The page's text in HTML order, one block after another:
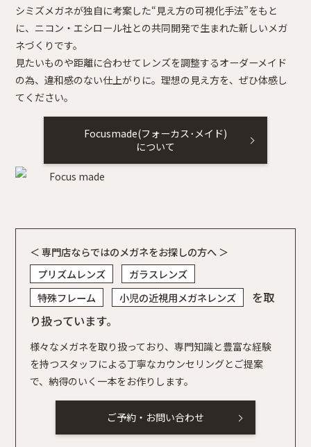
シミズメガネが独自に考案した“見え方の可視化手法”をもと
に、ニコン・エシロール社との共同開発で生まれた新しいメガ
ネづくりです。
見たいものや距離に合わせてレンズを調整するオーダーメイド
の為、違和感のない仕上がりに。理想の見え方を、ぜひ体感し
てください。
Focusmade(フォーカス･メイド)
について
＜ 専門店ならではのメガネをお探しの方へ ＞
プリズムレンズ
ガラスレンズ
特殊フレーム
小児の近視用メガネレンズ
を取
り扱っています｡
様々なメガネを取り扱っており、専門知識と豊富な経験
を持つスタッフによる丁寧なカウンセリングとご提案
で、納得のいく一本をお作りします。
ご予約・お問い合わせ